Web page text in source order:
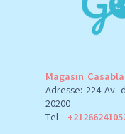
Magasin
Adresse: 224 Av.
20200
Tel :